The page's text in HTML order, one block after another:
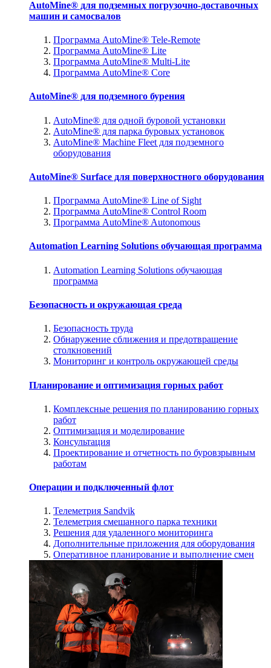
AutoMine® для подземных погрузочно-доставочных
машин и самосвалов
Программа AutoMine® Tele-Remote
Программа AutoMine® Lite
Программа AutoMine® Multi-Lite
Программа AutoMine® Core
AutoMine® для подземного бурения
AutoMine® для одной буровой установки
AutoMine® для парка буровых установок
AutoMine® Machine Fleet для подземного
оборудования
AutoMine® Surface для поверхностного оборудования
Программа AutoMine® Line of Sight
Программа AutoMine® Control Room
Программа AutoMine® Autonomous
Automation Learning Solutions обучающая программа
Automation Learning Solutions обучающая
программа
Безопасность и окружающая среда
Безопасность труда
Обнаружение сближения и предотвращение
столкновений
Мониторинг и контроль окружающей среды
Планирование и оптимизация горных работ
Комплексные решения по планированию горных
работ
Оптимизация и моделирование
Консультация
Проектирование и отчетность по буровзрывным
работам
Операции и подключенный флот
Телеметрия Sandvik
Телеметрия смешанного парка техники
Решения для удаленного мониторинга
Дополнительные приложения для оборудования
Оперативное планирование и выполнение смен